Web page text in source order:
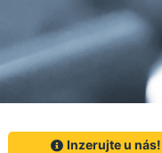
Inzerujte u nás!